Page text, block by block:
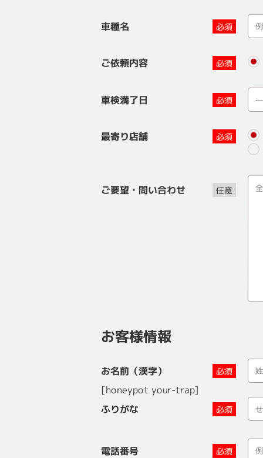
車種名
ご依頼内容
車検満了日
最寄り店舗
ご要望・問い合わせ
お客様情報
お名前（漢字）
[honeypot your-trap]
ふりがな
電話番号